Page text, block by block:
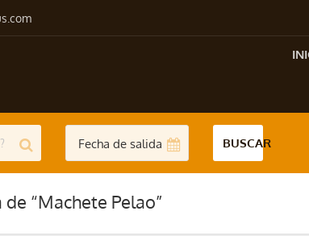
BUSCAR
“Machete Pelao”